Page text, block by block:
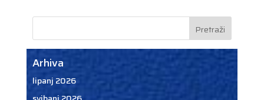
Arhiva
lipanj 2026